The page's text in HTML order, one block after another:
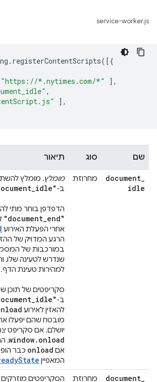
service-worker.js
. registerContentScripts([{
"https://*.nytimes.com/*"
],
,
],
שם סוג תיאור
document_
idle
מחרוזת מומלץ. מומלץ
ב-
_idle"
הדפדפן בוחר מתי
"document_end"
אחרי הפעלת האירוע
הרגע המדויק של
במורכבות של
שנדרש לטעינה שלו,
למהירות טעינת הדף.
סקריפטים של תוכן
ב-
_idle"
להאזין לאירוע
יושלם. אם סקריפט
window. onload
,
אם onload כבר
המאפיין
document_
מחרוזת
הסקריפטים